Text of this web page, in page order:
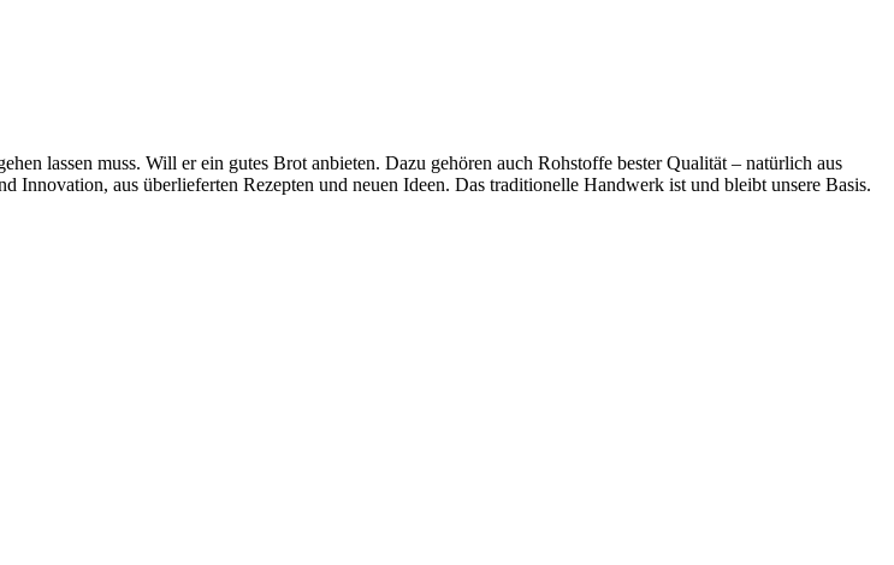
lassen muss. Will er ein gutes Brot anbieten. Dazu gehören auch Rohstoffe bester Qualität – natürlich aus
aus überlieferten Rezepten und neuen Ideen. Das traditionelle Handwerk ist und bleibt unsere Basis.